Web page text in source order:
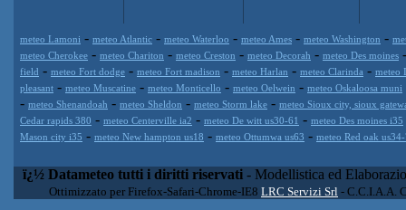
meteo Lamoni - meteo Atlantic - meteo Waterloo - meteo Ames - meteo Washington -
meteo Cherokee - meteo Chariton - meteo Creston - meteo Decorah - meteo Des moines
field - meteo Fort dodge - meteo Fort madison - meteo Harlan - meteo Clarinda - meteo
pleasant - meteo Muscatine - meteo Monticello - meteo Oelwein - meteo Oskaloosa muni
- meteo Shenandoah - meteo Sheldon - meteo Storm lake - meteo Sioux city, sioux
Cedar rapids 380 - meteo Centerville ia2 - meteo De witt us30-61 - meteo Des moines i35
Mason city i35 - meteo New hampton us18 - meteo Ottumwa us63 - meteo Red oak
ï¿½ Datameteo tutti i diritti riservati - Modellistica ed
Ottimizzato per Firefox-Safari-Chrome-IE8 LRC Servizi Srl - C.C.I.A.A.